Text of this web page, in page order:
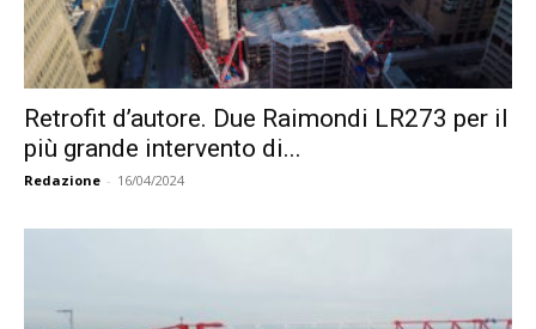
Retrofit d’autore. Due Raimondi LR273 per il
più grande intervento di...
Redazione - 16/04/2024